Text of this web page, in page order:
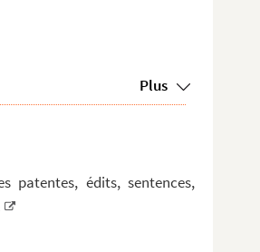
Plus
patentes, édits, sentences,